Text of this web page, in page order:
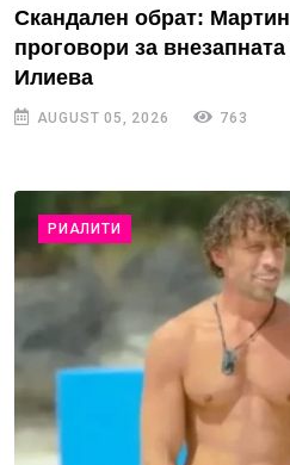
Скандален обрат:
проговори за
Илиева
AUGUST 05, 2026 763
РИАЛИТИ